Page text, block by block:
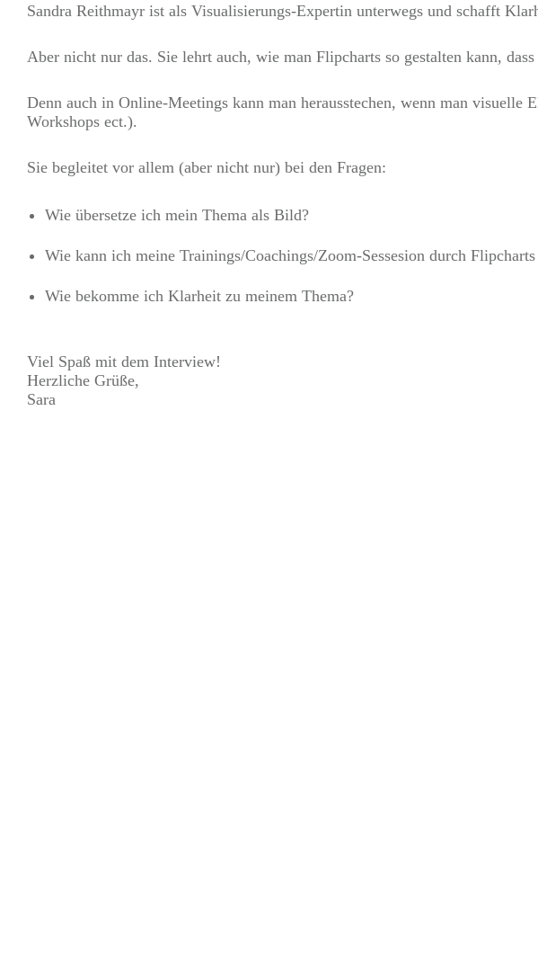
Sandra Reithmayr ist als Visualisierungs-Expertin unterwegs und schafft
Aber nicht nur das. Sie lehrt auch, wie man Flipcharts so gestalten kann,
Denn auch in Online-Meetings kann man herausstechen, wenn man
Workshops ect.).
Sie begleitet vor allem (aber nicht nur) bei den Fragen:
Wie übersetze ich mein Thema als Bild?
Wie kann ich meine Trainings/Coachings/Zoom-Sessesion durch Flipcharts
Wie bekomme ich Klarheit zu meinem Thema?
Viel Spaß mit dem Interview!
Herzliche Grüße,
Sara